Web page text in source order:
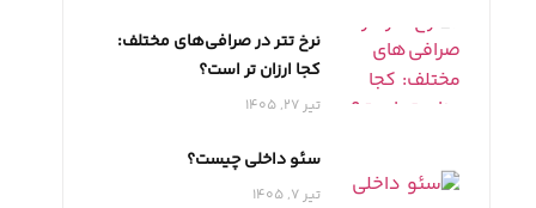
نرخ تتر در صرافی‌های مختلف:
کجا ارزان تر است؟
تیر 27, 1405
سئو داخلی چیست؟
تیر 7, 1405